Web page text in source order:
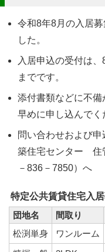
令和8年8月の入居
した。
入居申込の受付は
までです。
添付書類などに不
早めに申し込んでく
問い合わせおよび
築住宅センター 住
－836－7850）へ
特定公共賃貸住宅入
団地名
間取り
松渕単身
ワンルーム